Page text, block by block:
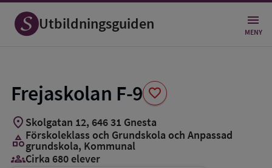
Utbildningsguiden MENY
Frejaskolan F-9 favorite
Spara
som
favorit
location_on Skolgatan 12, 646 31 Gnesta
categoryFörskoleklass och Grundskola och Anpassad
grundskola, Kommunal
groups_3Cirka 680 elever